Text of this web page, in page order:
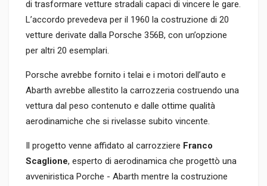
di trasformare vetture stradali capaci di vincere le gare.
L’accordo prevedeva per il 1960 la costruzione di 20
vetture derivate dalla Porsche 356B, con un’opzione
per altri 20 esemplari.
Porsche avrebbe fornito i telai e i motori dell’auto e
Abarth avrebbe allestito la carrozzeria costruendo una
vettura dal peso contenuto e dalle ottime qualità
aerodinamiche che si rivelasse subito vincente.
Il progetto venne affidato al carrozziere Franco
Scaglione, esperto di aerodinamica che progettò una
avveniristica Porche - Abarth mentre la costruzione